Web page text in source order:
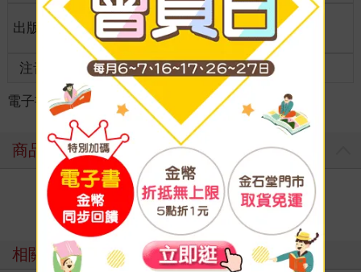
出版地 台灣
適讀年
齡
全齡適讀
注音 級別
電子書 ＞ 文學 ＞ 圖文繪本 ＞ 翻譯圖文/繪本
商品評價
寫評價
相關主題